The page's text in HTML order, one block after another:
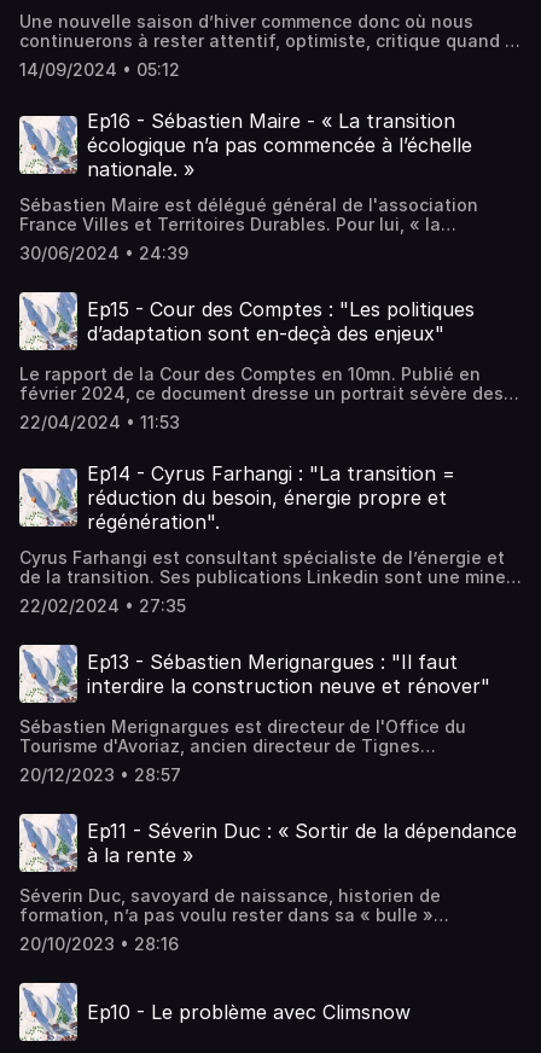
des plus grandes stations de ski du monde. Clement Colin
est directeur général des services de la mairie de Tignes.
Il nous raconte.
Une nouvelle saison d’hiver commence donc où nous
continuerons à rester attentif, optimiste, critique quand il
le faut et encourageant quand c’est nécessaire. Le
monde change, la montagne aussi et nous gardons notre
14/09/2024 • 05:12
Ep16 - Sébastien Maire - « La transition
écologique n’a pas commencée à l’échelle
nationale. »
Sébastien Maire est délégué général de l'association
France Villes et Territoires Durables. Pour lui, « la
transition écologique n’a pas commencée à l’échelle
nationale. » Il compare la posture de déni (dans leur
autres territoires français coincés dans leur logique du
monde d'avant : concurrence, croissance, immobilier...
alors que "le monde qui vient va perturber l'économie".
30/06/2024 • 24:39
Ep15 - Cour des Comptes : "Les politiques
d’adaptation sont en-deçà des enjeux"
Le rapport de la Cour des Comptes en 10mn. Publié en
février 2024, ce document dresse un portrait sévère des
politiques d’adaptation des stations de ski. "Au regard de
l’ampleur du changement climatique, les politiques
en-deçà des enjeux environnementaux et sociaux-
économiques". Nous en avons sélectionné des extraits...
22/04/2024 • 11:53
Ep14 - Cyrus Farhangi : "La transition =
réduction du besoin, énergie propre et
régénération".
Cyrus Farhangi est consultant spécialiste de l’énergie et
de la transition. Ses publications Linkedin sont une mine
d’informations, de références et d’humour. Justement
parce qu’il n’est pas spécialiste des stations de ski, nous
territoires avec les bottes de 7 lieux de notre curiosité.
22/02/2024 • 27:35
Ep13 - Sébastien Merignargues : "Il faut
interdire la construction neuve et rénover"
Sébastien Merignargues est directeur de l'Office du
Tourisme d'Avoriaz, ancien directeur de Tignes
Développement, c'est un grand spécialiste du tourisme
d'hiver et des arcanes de la gouvernance.
20/12/2023 • 28:57
Ep11 - Séverin Duc : « Sortir de la dépendance
à la rente »
Séverin Duc, savoyard de naissance, historien de
formation, n’a pas voulu rester dans sa « bulle »
d’historien mais « penser le temps qui passe et surtout le
présent et l’avenir qui nous inquiète » en montagne. Sa
Format K7 » sont des parcours parcours enthousiastes et
cultivés s’installent « à la croisée de l’histoire et du
futur » pour enrichir notre compréhension de ces
20/10/2023 • 28:16
Ep10 - Le problème avec Climsnow